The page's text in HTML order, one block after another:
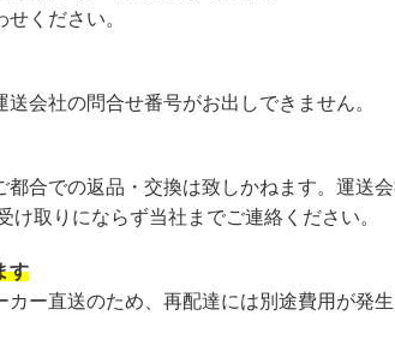
ください。
送会社の問合せ番号がお出しできません。
都合での返品・交換は致しかねます。運送
け取りにならず当社までご連絡ください。
す
ー直送のため、再配達には別途費用が発